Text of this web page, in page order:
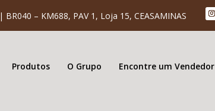
| BR040 – KM688, PAV 1, Loja 15, CEASAMINAS
Produtos O Grupo Encontre um Vendedor